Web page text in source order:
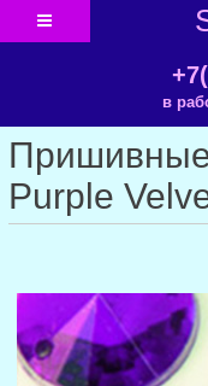
в
Purple